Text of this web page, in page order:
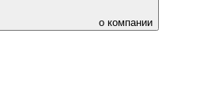
о компании